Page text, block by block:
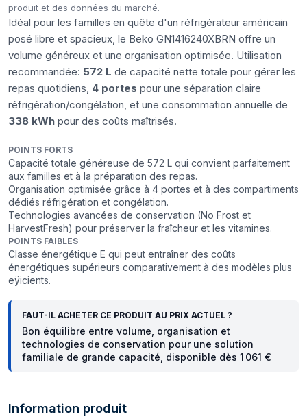
produit et des données du marché.
Idéal pour les familles en quête d'un réfrigérateur américain
posé libre et spacieux, le Beko GN1416240XBRN offre un
volume généreux et une organisation optimisée. Utilisation
recommandée: 572 L de capacité nette totale pour gérer les
repas quotidiens, 4 portes pour une séparation claire
réfrigération/congélation, et une consommation annuelle de
338 kWh pour des coûts maîtrisés.
POINTS FORTS
Capacité totale généreuse de 572 L qui convient parfaitement
aux familles et à la préparation des repas.
Organisation optimisée grâce à 4 portes et à des compartiments
dédiés réfrigération et congélation.
Technologies avancées de conservation (No Frost et
HarvestFresh) pour préserver la fraîcheur et les vitamines.
POINTS FAIBLES
Classe énergétique E qui peut entraîner des coûts
énergétiques supérieurs comparativement à des modèles plus
eÿicients.
FAUT-IL ACHETER CE PRODUIT AU PRIX ACTUEL ?
Bon équilibre entre volume, organisation et
technologies de conservation pour une solution
familiale de grande capacité, disponible dès 1 061 €
Information produit